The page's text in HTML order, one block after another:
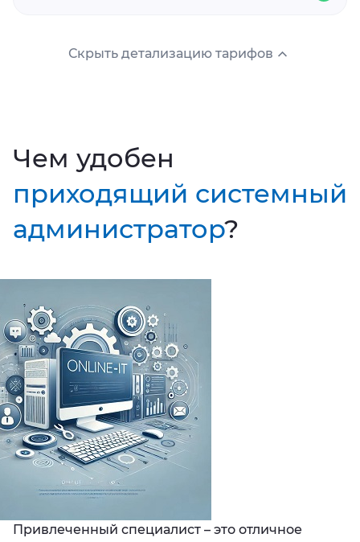
Скрыть детализацию тарифов
Чем удобен
приходящий системный
администратор?
Привлеченный специалист – это отличное